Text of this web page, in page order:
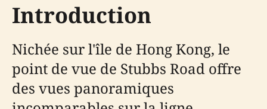
Introduction
Nichée sur l'île de Hong Kong, le
point de vue de Stubbs Road offre
des vues panoramiques